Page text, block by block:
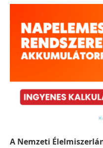
A Nemzeti